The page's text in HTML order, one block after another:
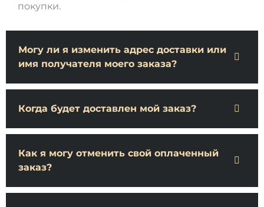
покупки.
Могу ли я изменить адрес доставки или
имя получателя моего заказа?
Когда будет доставлен мой заказ?
Как я могу отменить свой оплаченный
заказ?